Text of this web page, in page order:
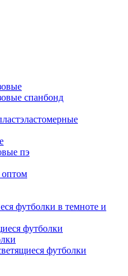
спанбонд
пэ
оптом
футболки в темноте и
футболки
футболки